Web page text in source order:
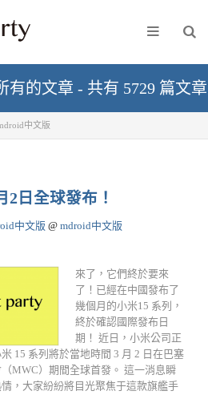
有的文章 - 共有 5729 篇文章
中文版
2日全球發布！
中文版 @ mdroid中文版
來了，它們終於要來
了！已經在中國發布了
幾個月的小米15 系列，
終於確認國際發布日
期！ 近日，小米公司正
15 系列將於當地時間 3 月 2 日在巴塞
MWC）期間全球首發。 這一消息瞬
，大家紛紛將目光聚焦于這款旗艦手